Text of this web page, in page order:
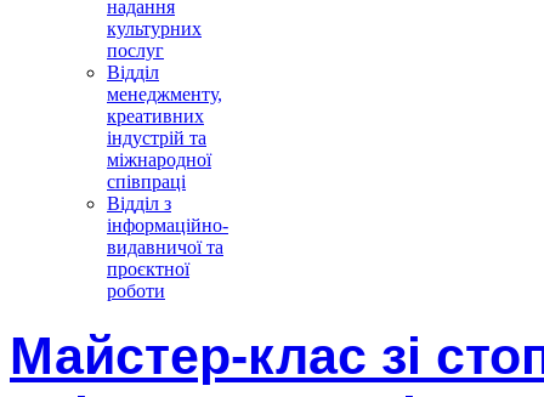
надання
культурних
послуг
Відділ
менеджменту,
креативних
індустрій та
міжнародної
співпраці
Відділ з
інформаційно-
видавничої та
проєктної
роботи
Майстер-клас зі